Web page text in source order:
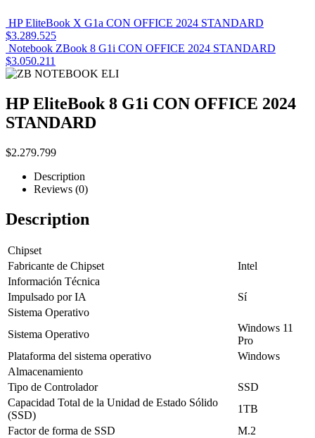
HP EliteBook X G1a CON OFFICE 2024 STANDARD
$3.289.525
Notebook ZBook 8 G1i CON OFFICE 2024 STANDARD
$3.050.211
HP EliteBook 8 G1i CON OFFICE 2024
STANDARD
$2.279.799
Description
Reviews (0)
Description
Chipset
Fabricante de Chipset
Intel
Información Técnica
Impulsado por IA
Sí
Sistema Operativo
Sistema Operativo
Windows 11
Pro
Plataforma del sistema operativo
Windows
Almacenamiento
Tipo de Controlador
SSD
Capacidad Total de la Unidad de Estado Sólido
(SSD)
1TB
Factor de forma de SSD
M.2